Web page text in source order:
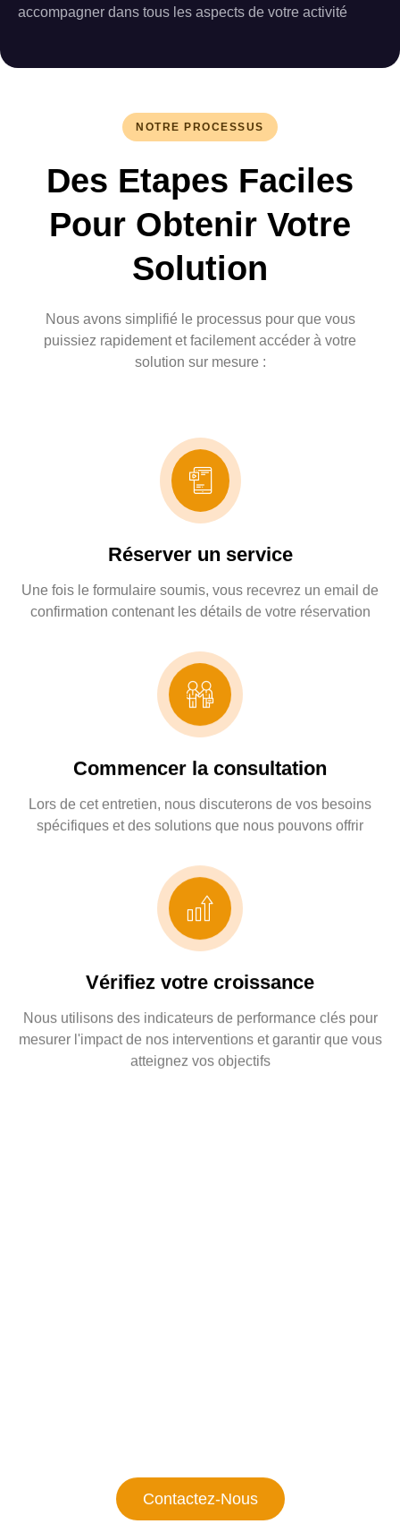
accompagner dans tous les aspects de votre activité
NOTRE PROCESSUS
Des Etapes Faciles
Pour Obtenir Votre
Solution
Nous avons simplifié le processus pour que vous
puissiez rapidement et facilement accéder à votre
solution sur mesure :
Réserver un service
Une fois le formulaire soumis, vous recevrez un email de
confirmation contenant les détails de votre réservation
Commencer la consultation
Lors de cet entretien, nous discuterons de vos besoins
spécifiques et des solutions que nous pouvons offrir
Vérifiez votre croissance
Nous utilisons des indicateurs de performance clés pour
mesurer l'impact de nos interventions et garantir que vous
atteignez vos objectifs
Contactez-Nous